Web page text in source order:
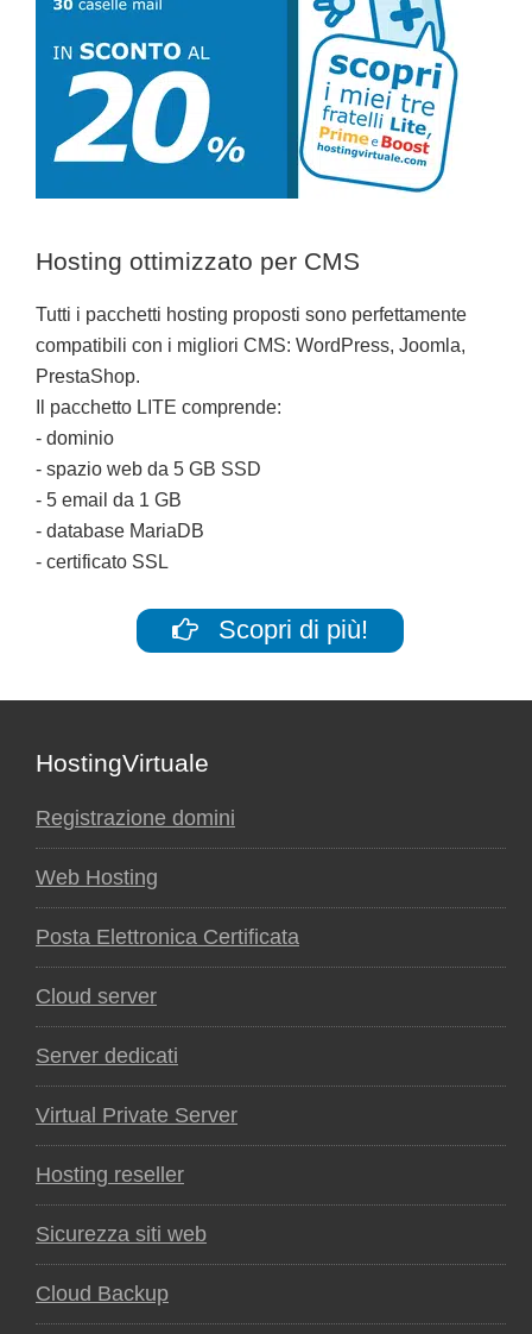
Hosting ottimizzato per CMS
Tutti i pacchetti hosting proposti sono perfettamente
compatibili con i migliori CMS: WordPress, Joomla,
PrestaShop.
Il pacchetto LITE comprende:
- dominio
- spazio web da 5 GB SSD
- 5 email da 1 GB
- database MariaDB
- certificato SSL
Scopri di più!
Footer
HostingVirtuale
Registrazione domini
Web Hosting
Posta Elettronica Certificata
Cloud server
Server dedicati
Virtual Private Server
Hosting reseller
Sicurezza siti web
Cloud Backup